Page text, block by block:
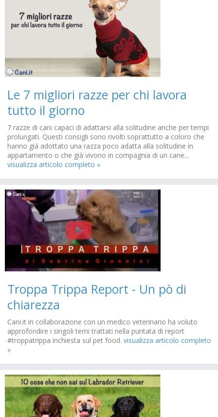
Le 7 migliori razze per chi lavora
tutto il giorno
7 razze di cani capaci di adattarsi alla solitudine anche per tempi
prolungati. Questi consigli sono rivolti soprattutto a coloro che
hanno già adottato una razza poco adatta alla solitudine in
appartamento o che già vivono in compagnia di un cane...
visualizza articolo completo »
Troppa Trippa Report - Un pò di
chiarezza
Cani.it in collaborazione con un medico veterinario ha voluto
approfondire i singoli temi trattati nella puntata di report
#troppatrippa inchiesta sul pet food. visualizza articolo completo
»